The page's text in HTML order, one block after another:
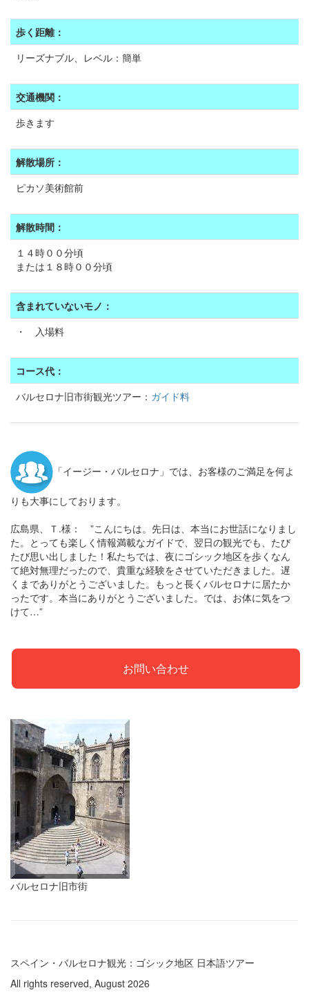
歩く距離：
リーズナブル、レベル：簡単
交通機関：
歩きます
解散場所：
ピカソ美術館前
解散時間：
１４時００分頃
または１８時００分頃
含まれていないモノ：
・ 入場料
コース代：
バルセロナ旧市街観光ツアー： ガイド料
「イージー・バルセロナ」では、お客様のご満足を何よ
りも大事にしております。
広島県、Ｔ.様： ”こんにちは。先日は、本当にお世話になりまし
た。とっても楽しく情報満載なガイドで、翌日の観光でも、たび
たび思い出しました！私たちでは、夜にゴシック地区を歩くなん
て絶対無理だったので、貴重な経験をさせていただきました。遅
くまでありがとうございました。もっと長くバルセロナに居たか
ったです。本当にありがとうございました。では、お体に気をつ
けて…”
お問い合わせ
バルセロナ旧市街
スペイン・バルセロナ観光：ゴシック地区 日本語ツアー
All rights reserved, August 2026